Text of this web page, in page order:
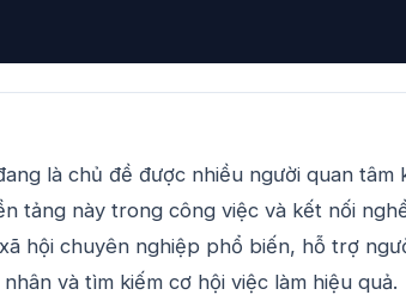
là chủ đề được nhiều người quan tâm
tảng này trong công việc và kết nối
hội chuyên nghiệp phổ biến, hỗ trợ
và tìm kiếm cơ hội việc làm hiệu quả.